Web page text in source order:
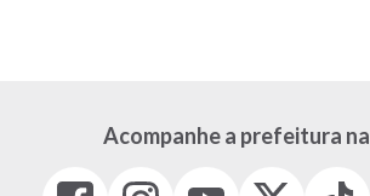
Acompanhe a prefeitura
FacebookInstagram
Tiktok